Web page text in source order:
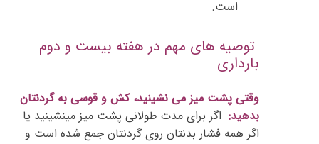
است.
توصیه های مهم در هفته بیست و دوم
بارداری
وقتی پشت میز می نشینید، کش و قوسی به گردنتان
بدهید: اگر برای مدت طولانی پشت میز مینشینید یا
اگر همه فشار بدنتان روی گردنتان جمع شده است و